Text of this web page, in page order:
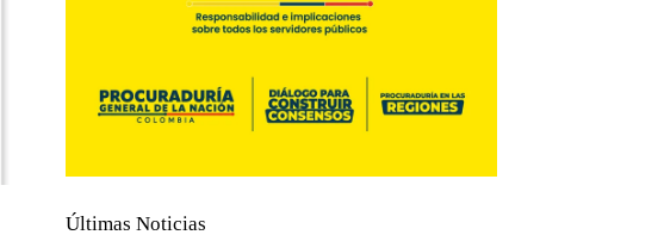
Últimas Noticias